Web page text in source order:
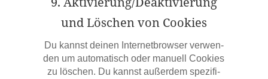
und Löschen von Cookies
Du kannst dei­nen Inter­net­brow­ser ver­wen­
den um auto­ma­tisch oder manu­ell Coo­kies
zu löschen. Du kannst außer­dem spe­zi­fi­